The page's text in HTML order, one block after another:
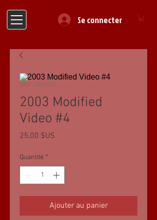
Se connecter
SKU : 2003050
2003 Modified
Video #4
25,00 $US
Quantité *
Ajouter au panier